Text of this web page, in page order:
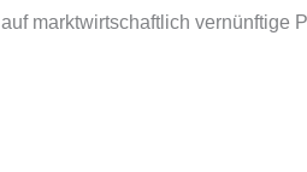
auf marktwirtschaftlich vernünftige